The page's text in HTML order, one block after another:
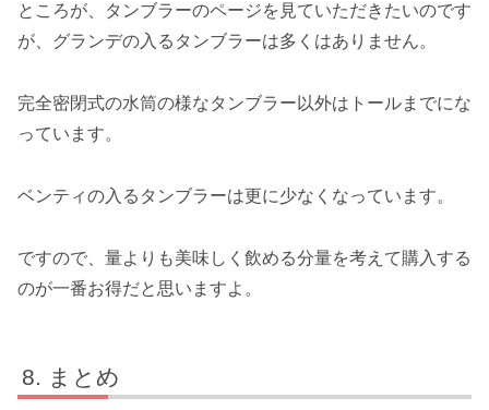
ところが、タンブラーのページを見ていただきたいのです
が、グランデの入るタンブラーは多くはありません。
完全密閉式の水筒の様なタンブラー以外はトールまでにな
っています。
ベンティの入るタンブラーは更に少なくなっています。
ですので、量よりも美味しく飲める分量を考えて購入する
のが一番お得だと思いますよ。
まとめ